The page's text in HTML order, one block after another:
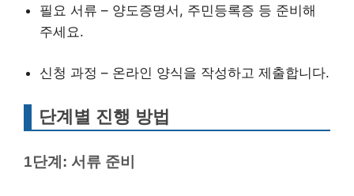
필요 서류 – 양도증명서, 주민등록증 등 준비해
주세요.
신청 과정 – 온라인 양식을 작성하고 제출합니다.
단계별 진행 방법
1단계: 서류 준비